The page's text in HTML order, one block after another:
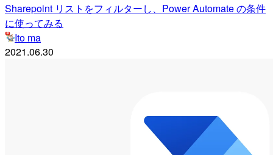
Sharepoint リストをフィルターし、Power Automate の条件
に使ってみる
Ito ma
2021.06.30